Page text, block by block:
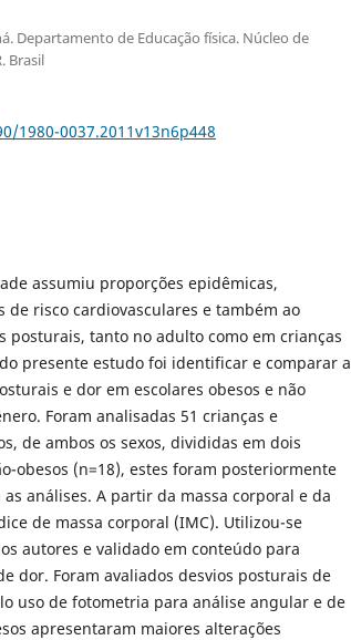
Departamento de Educação física. Núcleo de
Brasil
1980-0037.2011v13n6p448
assumiu proporções epidêmicas,
de risco cardiovasculares e também ao
posturais, tanto no adulto como em crianças
presente estudo foi identificar e comparar a
e dor em escolares obesos e não
Foram analisadas 51 crianças e
de ambos os sexos, divididas em dois
obesos (n=18), estes foram posteriormente
análises. A partir da massa corporal e da
de massa corporal (IMC). Utilizou-se
autores e validado em conteúdo para
dor. Foram avaliados desvios posturais de
uso de fotometria para análise angular e de
apresentaram maiores alterações